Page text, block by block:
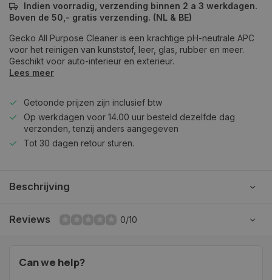
Indien voorradig, verzending binnen 2 a 3 werkdagen.
Boven de 50,- gratis verzending. (NL & BE)
Gecko All Purpose Cleaner is een krachtige pH-neutrale APC
voor het reinigen van kunststof, leer, glas, rubber en meer.
Geschikt voor auto-interieur en exterieur.
Lees meer
Getoonde prijzen zijn inclusief btw
Op werkdagen voor 14.00 uur besteld dezelfde dag
verzonden, tenzij anders aangegeven
Tot 30 dagen retour sturen.
Beschrijving
Reviews 0/10
Can we help?